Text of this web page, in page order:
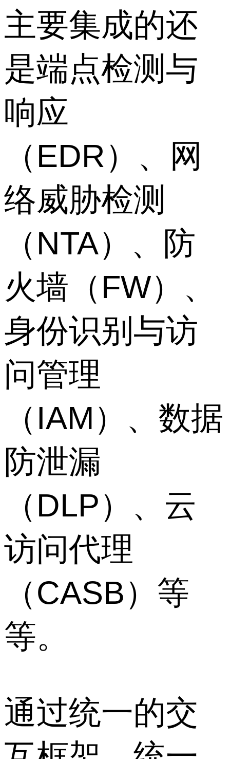
主要集成的还
是端点检测与
响应
（EDR）、网
络威胁检测
（NTA）、防
火墙（FW）、
身份识别与访
问管理
（IAM）、数据
防泄漏
（DLP）、云
访问代理
（CASB）等
等。
通过统一的交